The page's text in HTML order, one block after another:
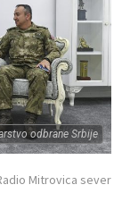
odbrane Srbije
Mitrovica sever